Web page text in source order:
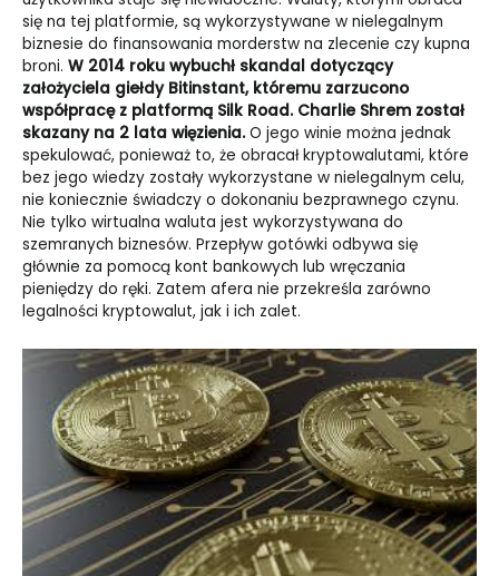
się na tej platformie, są wykorzystywane w nielegalnym
biznesie do finansowania morderstw na zlecenie czy kupna
broni. W 2014 roku wybuchł skandal dotyczący
założyciela giełdy Bitinstant, któremu zarzucono
współpracę z platformą Silk Road. Charlie Shrem został
skazany na 2 lata więzienia.O jego winie można jednak
spekulować, ponieważ to, że obracał kryptowalutami, które
bez jego wiedzy zostały wykorzystane w nielegalnym celu,
nie koniecznie świadczy o dokonaniu bezprawnego czynu.
Nie tylko wirtualna waluta jest wykorzystywana do
szemranych biznesów. Przepływ gotówki odbywa się
głównie za pomocą kont bankowych lub wręczania
pieniędzy do ręki. Zatem afera nie przekreśla zarówno
legalności kryptowalut, jak i ich zalet.